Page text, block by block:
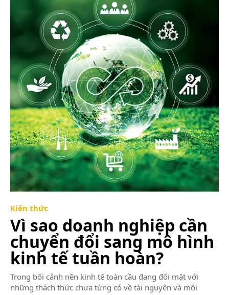
Kiến thức
Vì sao doanh nghiệp cần
chuyển đổi sang mô hình
kinh tế tuần hoàn?
Trong bối cảnh nền kinh tế toàn cầu đang đối mặt với
những thách thức chưa từng có về tài nguyên và môi